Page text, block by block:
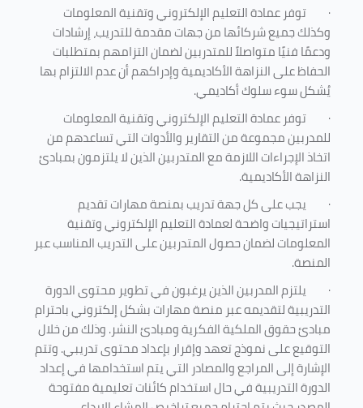
· توفر عمادة التعليم الإلكتروني وتقنية المعلومات
وكذلك جميع شركائها من جهات مقدمة للتدريب، إرشادات
ودعمًا فنيًا متواصلاً للمتدربين لضمان التزامهم بمتطلبات
الحفاظ على النزاهة الأكاديمية وإدراكهم أن عدم الالتزام بها
يُشكل سوء سلوك أكاديمي.
· توفر عمادة التعليم الإلكتروني وتقنية المعلومات
للمدربين مجموعة من التقارير والأدوات التي تساعدهم من
اتخاذ الإجراءات اللازمة مع المتدربين الذين لا يلتزمون بمبادئ
النزاهة الأكاديمية.
· يجب على كل جهة تدريب بمنصة مهارات تقديم
استراتيجيات واضحة لعمادة التعليم الإلكتروني وتقنية
المعلومات لضمان حصول المتدربين على التدريب المناسب عبر
المنصة.
· يلتزم المدربين الذين يرغبون في تطوير محتوى الدورة
التدريبية لتقديمه عبر منصة مهارات بشكل إلكتروني باحترام
مبادئ حقوق الملكية الفكرية ومبادئ النشر. وذلك من خلال
التوقيع على نموذج تعهد وإقرار بإعداد محتوى تدريبي. وتتم
الإشارة إلى المراجع والمصادر التي يتم استخدامها في إعداد
الدورة التدريبية في حال استخدام كائنات تعليمية مفتوحة